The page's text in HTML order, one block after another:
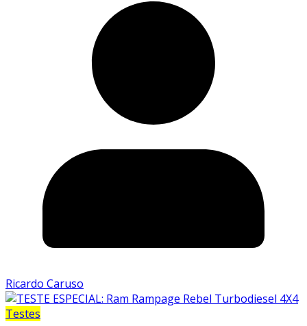
Ricardo Caruso
Testes